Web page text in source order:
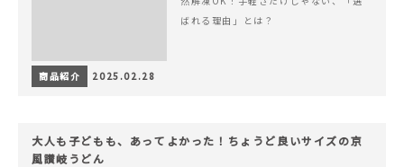
ばれる理由」とは？
商品紹介 2025.02.28
大人も子どもも、あってよかった！ちょうど良いサイズの京
風讃岐うどん